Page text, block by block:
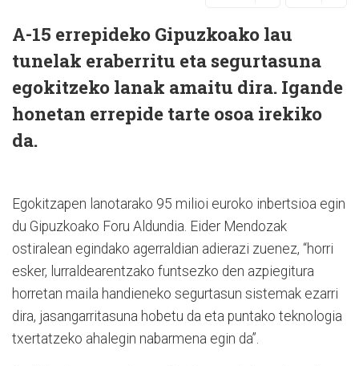
A-15 errepideko Gipuzkoako lau
tunelak eraberritu eta segurtasuna
egokitzeko lanak amaitu dira. Igande
honetan errepide tarte osoa irekiko
da.
Egokitzapen lanotarako 95 milioi euroko inbertsioa egin
du Gipuzkoako Foru Aldundia. Eider Mendozak
ostiralean egindako agerraldian adierazi zuenez, “horri
esker, lurraldearentzako funtsezko den azpiegitura
horretan maila handieneko segurtasun sistemak ezarri
dira, jasangarritasuna hobetu da eta puntako teknologia
txertatzeko ahalegin nabarmena egin da”.